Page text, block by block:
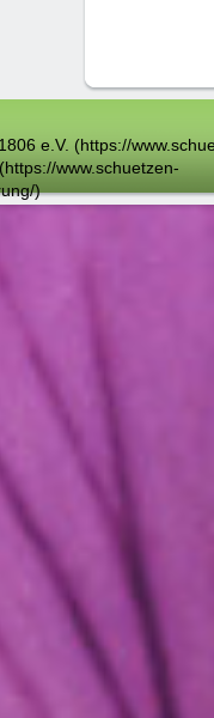
e.V. (https://
www.schuetzen-
)